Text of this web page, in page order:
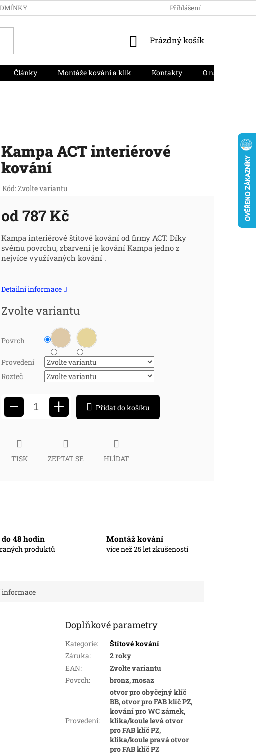
PODMÍNKY OCHRANY OSOBNÍCH
Přihlášení
NÁKUPNÍ
Prázdný košík
Články Montáže kování a klik Kontakty O nás
Kampa ACT interiérové
kování
Kód:Zvolte variantu
od787 Kč
Měrná
cena:
Kampa interiérové štítové kování od firmy ACT. Díky
svému povrchu, zbarvení je kování Kampa jedno z
nejvíce využívaných kování .
Detailní informace
Zvolte variantu
Povrch
Provedení
Rozteč
− + Přidat do košíku
TISK ZEPTAT SE HLÍDAT
48 hodin
produktů
Montáž kování
více než 25 let zkušeností
informace
Doplňkové parametry
Kategorie:
Štítové kování
Záruka:
2 roky
EAN:
Zvolte variantu
Povrch: bronz, mosaz
Provedení:
otvor pro obyčejný klíč
BB, otvor pro FAB klíč PZ,
kování pro WC zámek,
klika/koule levá otvor
pro FAB klíč PZ,
klika/koule pravá otvor
pro FAB klíč PZ